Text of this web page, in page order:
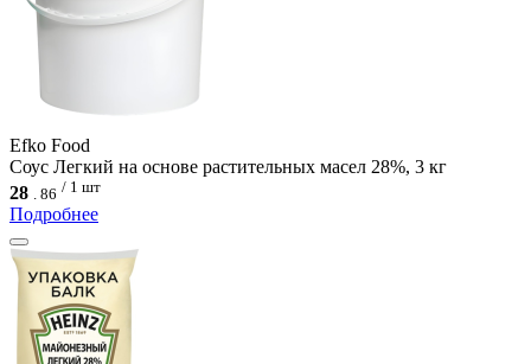
Efko Food
Соус Легкий на основе растительных масел 28%, 3 кг
28 . 86 / 1 шт
Подробнее